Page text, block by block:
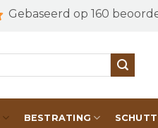
Gebaseerd op 160
BESTRATING